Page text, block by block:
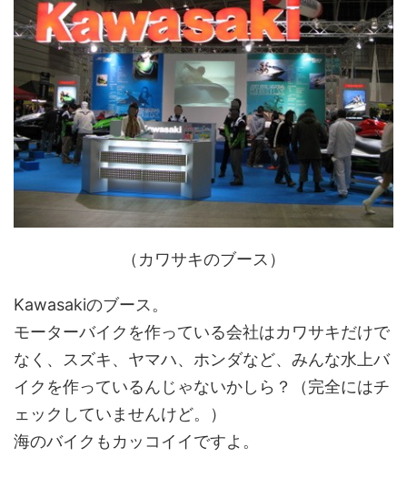
（カワサキのブース）
Kawasakiのブース。
モーターバイクを作っている会社はカワサキだけで
なく、スズキ、ヤマハ、ホンダなど、みんな水上バ
イクを作っているんじゃないかしら？（完全にはチ
ェックしていませんけど。）
海のバイクもカッコイイですよ。